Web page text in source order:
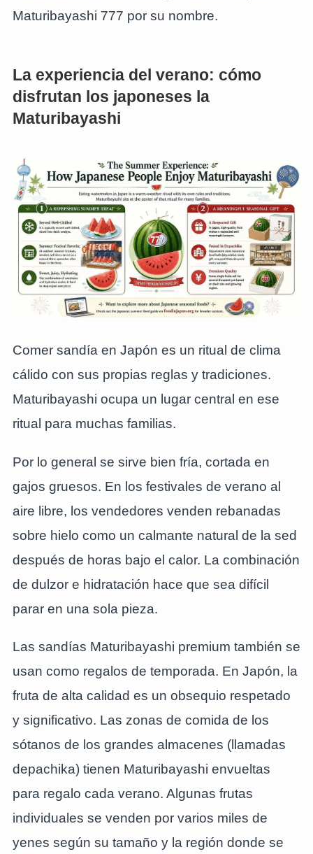
Maturibayashi 777 por su nombre.
La experiencia del verano: cómo
disfrutan los japoneses la
Maturibayashi
Comer sandía en Japón es un ritual de clima
cálido con sus propias reglas y tradiciones.
Maturibayashi ocupa un lugar central en ese
ritual para muchas familias.
Por lo general se sirve bien fría, cortada en
gajos gruesos. En los festivales de verano al
aire libre, los vendedores venden rebanadas
sobre hielo como un calmante natural de la sed
después de horas bajo el calor. La combinación
de dulzor e hidratación hace que sea difícil
parar en una sola pieza.
Las sandías Maturibayashi premium también se
usan como regalos de temporada. En Japón, la
fruta de alta calidad es un obsequio respetado
y significativo. Las zonas de comida de los
sótanos de los grandes almacenes (llamadas
depachika) tienen Maturibayashi envueltas
para regalo cada verano. Algunas frutas
individuales se venden por varios miles de
yenes según su tamaño y la región donde se